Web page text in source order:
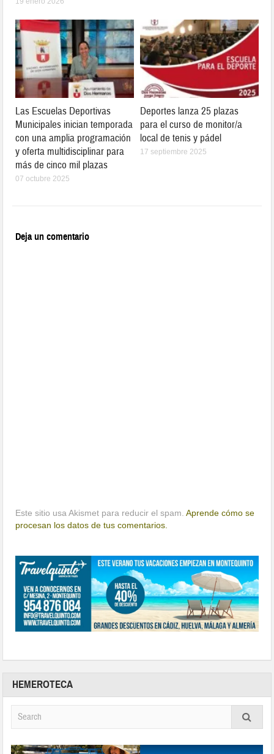
Las Escuelas Deportivas
Municipales inician temporada
con una amplia programación
y oferta multidisciplinar para
más de cinco mil plazas
07 octubre 2025
Deportes lanza 25 plazas
para el curso de monitor/a
local de tenis y pádel
17 septiembre 2025
Deja un comentario
Este sitio usa Akismet para reducir el spam.Aprende cómo se
procesan los datos de tus comentarios.
HEMEROTECA